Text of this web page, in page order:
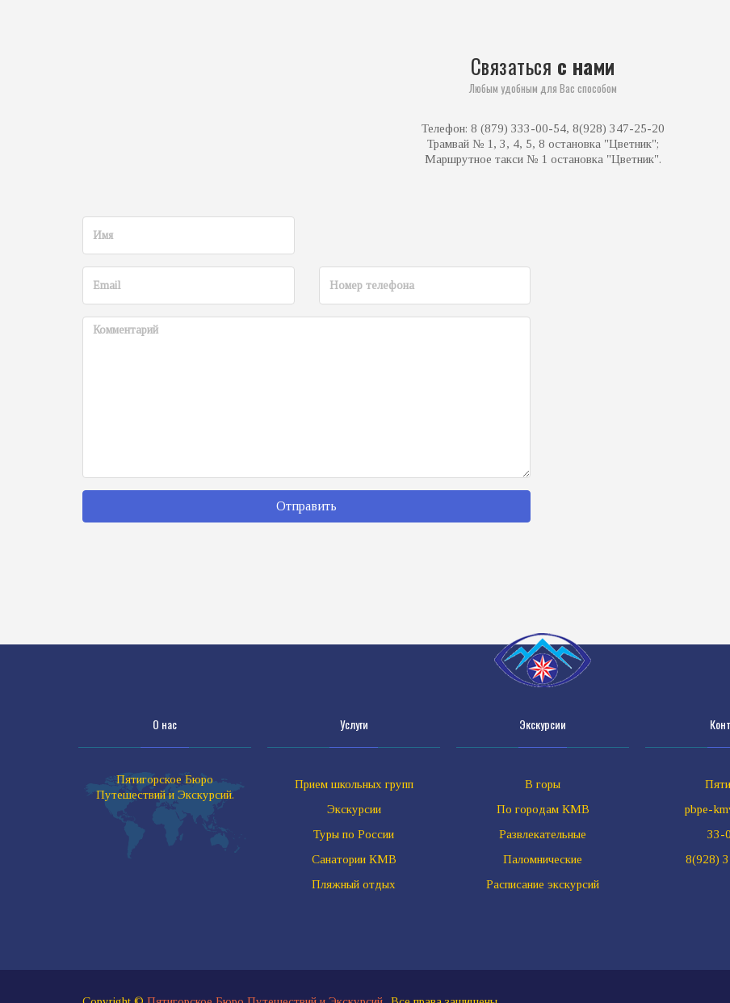
Связаться с нами
Любым удобным для Вас способом
Телефон: 8 (879) 333-00-54, 8(928) 347-25-20
Трамвай № 1, 3, 4, 5, 8 остановка "Цветник";
Маршрутное такси № 1 остановка "Цветник".
Отправить
О нас
Пятигорское Бюро
Путешествий и Экскурсий.
Услуги
Прием школьных групп
Экскурсии
Туры по России
Санатории КМВ
Пляжный отдых
Экскурсии
В горы
По городам КМВ
Развлекательные
Паломнические
Расписание экскурсий
pbpe-
33-
8(928)